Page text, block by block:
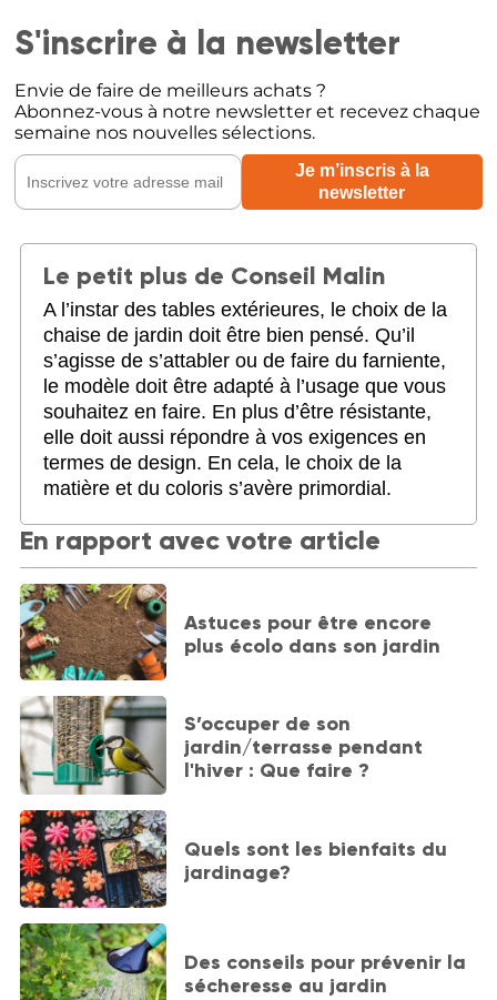
S'inscrire à la newsletter
Envie de faire de meilleurs achats ?
Abonnez-vous à notre newsletter et recevez chaque
semaine nos nouvelles sélections.
Le petit plus de Conseil Malin
A l’instar des tables extérieures, le choix de la
chaise de jardin doit être bien pensé. Qu’il
s’agisse de s’attabler ou de faire du farniente,
le modèle doit être adapté à l’usage que vous
souhaitez en faire. En plus d’être résistante,
elle doit aussi répondre à vos exigences en
termes de design. En cela, le choix de la
matière et du coloris s’avère primordial.
En rapport avec votre article
Astuces pour être encore
plus écolo dans son jardin
S’occuper de son
jardin/terrasse pendant
l'hiver : Que faire ?
Quels sont les bienfaits du
jardinage?
Des conseils pour prévenir la
sécheresse au jardin